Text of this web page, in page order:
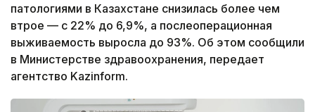
патологиями в Казахстане снизилась более чем
втрое — с 22% до 6,9%, а послеоперационная
выживаемость выросла до 93%. Об этом сообщили
в Министерстве здравоохранения, передает
агентство Kazinform.